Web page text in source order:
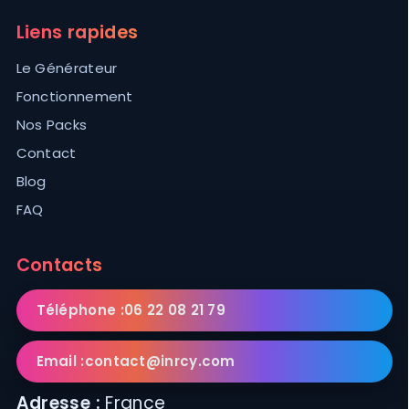
Liens rapides
Le Générateur
Fonctionnement
Nos Packs
Contact
Blog
FAQ
Contacts
Téléphone :06 22 08 21 79
Email :contact@inrcy.com
Adresse : France